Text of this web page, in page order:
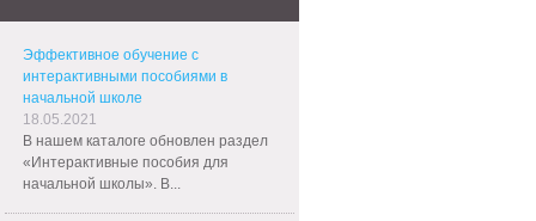
Эффективное обучение с
интерактивными пособиями в
начальной школе
18.05.2021
В нашем каталоге обновлен раздел
«Интерактивные пособия для
начальной школы». В...